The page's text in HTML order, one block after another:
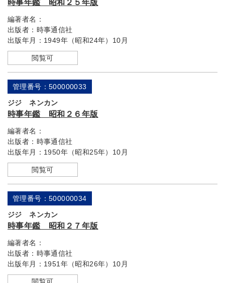
時事年鑑 昭和２５年版
編著者名：
出版者： 時事通信社
出版年月： 1949年（昭和24年）10月
閲覧可
管理番号：500000033
ジジ ネンカン
時事年鑑 昭和２６年版
編著者名：
出版者： 時事通信社
出版年月： 1950年（昭和25年）10月
閲覧可
管理番号：500000034
ジジ ネンカン
時事年鑑 昭和２７年版
編著者名：
出版者： 時事通信社
出版年月： 1951年（昭和26年）10月